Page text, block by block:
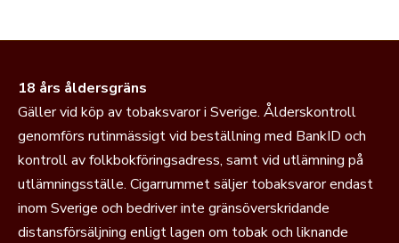
18 års åldersgräns
Gäller vid köp av tobaksvaror i Sverige. Ålderskontroll
genomförs rutinmässigt vid beställning med BankID och
kontroll av folkbokföringsadress, samt vid utlämning på
utlämningsställe. Cigarrummet säljer tobaksvaror endast
inom Sverige och bedriver inte gränsöverskridande
distansförsäljning enligt lagen om tobak och liknande